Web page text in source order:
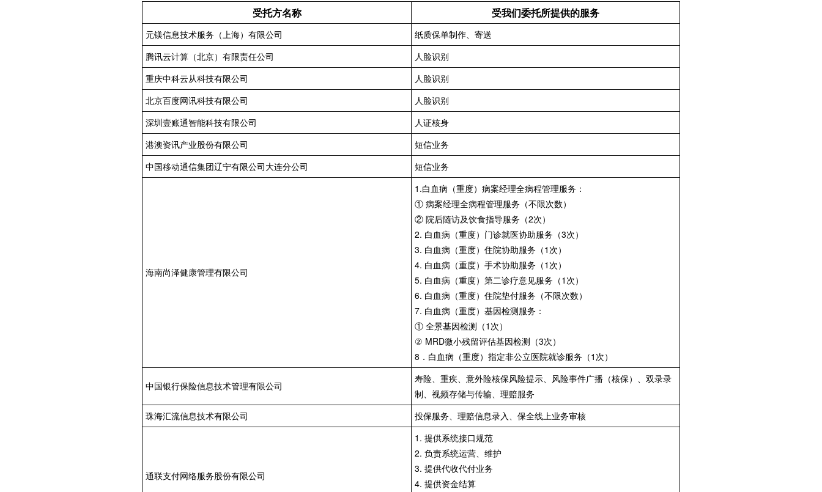
受托方名称 受我们委托所提供的服务
元镁信息技术服务（上海）有限公司
纸质保单制作、寄送
腾讯云计算（北京）有限责任公司
人脸识别
重庆中科云从科技有限公司
人脸识别
北京百度网讯科技有限公司
人脸识别
深圳壹账通智能科技有限公司
人证核身
港澳资讯产业股份有限公司
短信业务
中国移动通信集团辽宁有限公司大连分公司
短信业务
海南尚泽健康管理有限公司
1.白血病（重度）病案经理全病程管理服务：
① 病案经理全病程管理服务（不限次数）
② 院后随访及饮食指导服务（2次）
2. 白血病（重度）门诊就医协助服务（3次）
3. 白血病（重度）住院协助服务（1次）
4. 白血病（重度）手术协助服务（1次）
5. 白血病（重度）第二诊疗意见服务（1次）
6. 白血病（重度）住院垫付服务（不限次数）
7. 白血病（重度）基因检测服务：
① 全景基因检测（1次）
② MRD微小残留评估基因检测（3次）
8．白血病（重度）指定非公立医院就诊服务（1次）
中国银行保险信息技术管理有限公司
寿险、重疾、意外险核保风险提示、风险事件广播（核保）、双录录
制、视频存储与传输、理赔服务
珠海汇流信息技术有限公司
投保服务、理赔信息录入、保全线上业务审核
通联支付网络服务股份有限公司
1. 提供系统接口规范
2. 负责系统运营、维护
3. 提供代收代付业务
4. 提供资金结算